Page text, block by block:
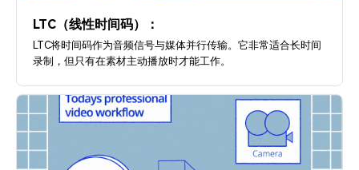
LTC（线性时间码）：
LTC将时间码作为音频信号与媒体并行传输。它非常适合长时间
录制，但只有在素材主动播放时才能工作。